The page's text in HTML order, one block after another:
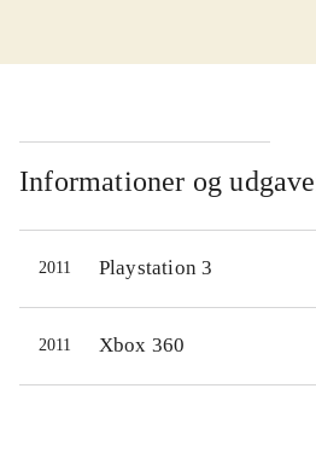
bilernes indstillinger.
Sidste år startede
F1-serie til spillekonsollerne
Spillet blev berømt og
den ultrahøje realisme og
indlæringskurve. Her i 2011-
versionen bygger
på den realistiske tilgang.
Informationer og
2011 Playstation 3
2011 Xbox 360